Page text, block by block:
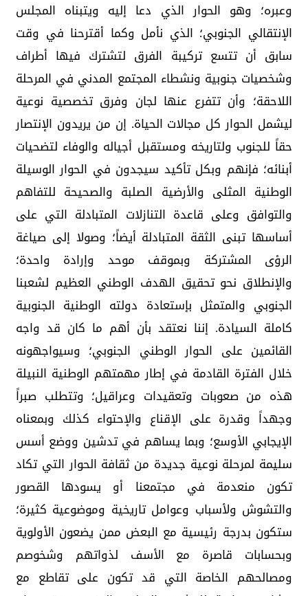
وعبره؛ وهو الحوار الذي دعا إليه ويتبناه المجلس
الإنتقالي الجنوبي؛ الذي نأمل وكما أقترحنا في وقت
سابق أن تتسع تركيبة الفرق لتشترك فيها أطراف
وشخصيات جنوبية ونشطاء المجتمع المدني في المرحلة
اللاحقة؛ وأن تتفرع عنها لجان وفرق تخصصية نوعية
ليشمل الحوار كل مجالات الحياة. إن من يريدون الإنتصار
حقاً للجنوب ولتاريخه ومستقبل أجياله والوفاء لتضحيات
أبنائه؛ فإنهم وبكل تأكيد سيجدون في الحوار الوسيلة
الوطنية المثلى والأرضية الصلبة والصحيحة للتفاهم
والتوافق وعلى قاعدة التنازلات المتبادلة التي على
أساسها تبنى الثقة المتبادلة أيضاً؛ وصولا إلى صياغة
الرؤى المشتركة وبموقف موحد وإرادة واحدة؛
والإنطلاق نحو تحقيق الهدف الوطني العظيم لشعبنا
الجنوبي والمتمثل بإستعادة دولته الوطنية الجنوبية
كاملة السيادة. إننا نعتقد بأن أهم ما كان قد واجه
القائمين على الحوار الوطني الجنوبي؛ وسيواجهونه
خلال الفترة القادمة في إطار مهمتهم الوطنية النبيلة
هذه من صعوبات وتعقيدات وعراقيل؛ وتتطلب صبراً
وجهداً وقدرة على الإقناع والإحتواء كذلك وبمعناه
الإيجابي الأوسع؛ وبما يساهم في تدشين ووضع أسس
سليمة لمرحلة نوعية جديدة من ثقافة الحوار التي تكاد
تكون منعدمة في مجتمعنا أو يسودها القصور
والتشوش ولأسباب وعوامل تاريخية وموضوعية كثيرة؛
ستكون بدرجة رئيسية مع البعض ممن يضعون الأولوية
وبحسابات قاصرة مع الأسف لذواتهم وشخوصم
ومصالحهم الخاصة التي قد تكون على تقاطع مع